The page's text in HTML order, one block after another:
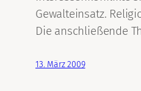
Gewalteinsatz.
Die anschließende
13. März 2009